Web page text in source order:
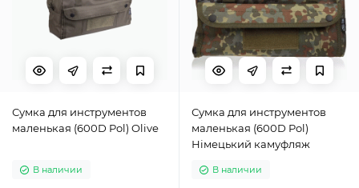
Сумка для инструментов
маленькая (600D Pol) Olive
В наличии
Сумка для инструментов
маленькая (600D Pol)
Німецький камуфляж
В наличии